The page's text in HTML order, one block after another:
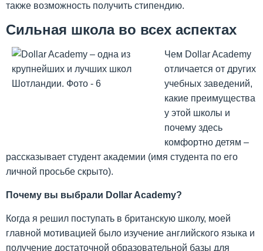
также возможность получить стипендию.
Сильная школа во всех аспектах
Чем Dollar Academy
отличается от других
учебных заведений,
какие преимущества
у этой школы и
почему здесь
комфортно детям –
рассказывает студент академии (имя студента по его
личной просьбе скрыто).
Почему вы выбрали Dollar Academy?
Когда я решил поступать в британскую школу, моей
главной мотивацией было изучение английского языка и
получение достаточной образовательной базы для